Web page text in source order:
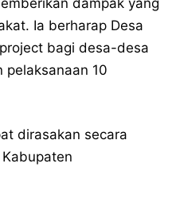
Ia berharap Desa
bagi desa-desa
pelaksanaan 10
dirasakan secara